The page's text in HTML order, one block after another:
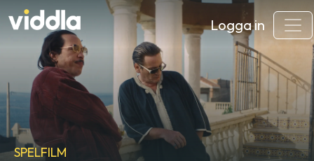
Logga in
SPELFILM